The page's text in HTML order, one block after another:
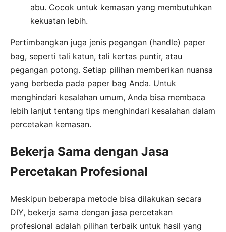
abu. Cocok untuk kemasan yang membutuhkan
kekuatan lebih.
Pertimbangkan juga jenis pegangan (handle) paper
bag, seperti tali katun, tali kertas puntir, atau
pegangan potong. Setiap pilihan memberikan nuansa
yang berbeda pada paper bag Anda. Untuk
menghindari kesalahan umum, Anda bisa membaca
lebih lanjut tentang tips menghindari kesalahan dalam
percetakan kemasan.
Bekerja Sama dengan Jasa
Percetakan Profesional
Meskipun beberapa metode bisa dilakukan secara
DIY, bekerja sama dengan jasa percetakan
profesional adalah pilihan terbaik untuk hasil yang